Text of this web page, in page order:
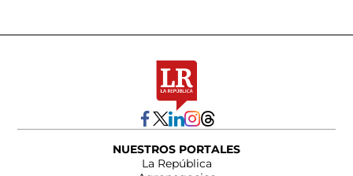
NUESTROS PORTALES
La República